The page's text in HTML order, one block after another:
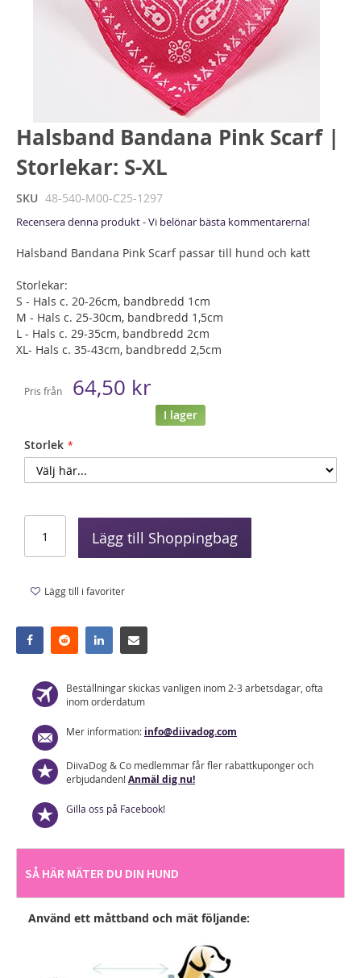
Beställningar skickas vanligen inom 2-3 arbetsdagar, ofta
inom orderdatum
Mer information: info@diivadog.com
DiivaDog & Co medlemmar får fler rabattkuponger och
erbjudanden!Anmäl dig nu!
Gilla oss på Facebook!
Halsband Bandana Pink Scarf |
Storlekar: S-XL
SKU 48-540-M00-C25-1297
Recensera denna produkt - Vi belönar bästa kommentarerna!
Halsband Bandana Pink Scarf passar till hund och katt
Storlekar:
S - Hals c. 20-26cm, bandbredd 1cm
M - Hals c. 25-30cm, bandbredd 1,5cm
L - Hals c. 29-35cm, bandbredd 2cm
XL- Hals c. 35-43cm, bandbredd 2,5cm
Pris från 64,50 kr
I lager
Storlek
Lägg till Shoppingbag
Lägg till i favoriter
Hoppa
till
början
av
bildgalleriet
SÅ HÄR MÄTER DU DIN HUND
Använd ett måttband och mät följande: